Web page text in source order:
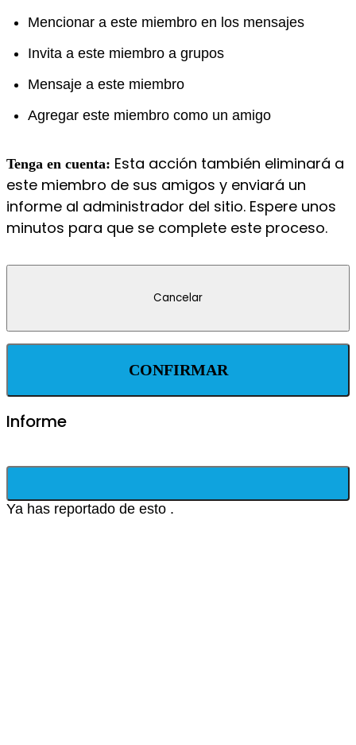
Mencionar a este miembro en los mensajes
Invita a este miembro a grupos
Mensaje a este miembro
Agregar este miembro como un amigo
Tenga en cuenta: Esta acción también eliminará a
este miembro de sus amigos y enviará un
informe al administrador del sitio. Espere unos
minutos para que se complete este proceso.
CONFIRMAR
Informe
Ya has reportado de esto .